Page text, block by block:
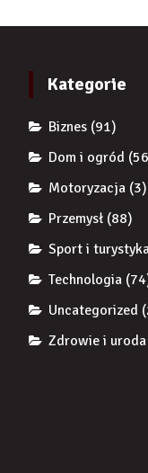
Kategorie
Biznes (91)
Dom i ogród
Motoryzacja (3)
Przemysł (88)
Sport i
Technologia
Uncategorized
Zdrowie i uroda